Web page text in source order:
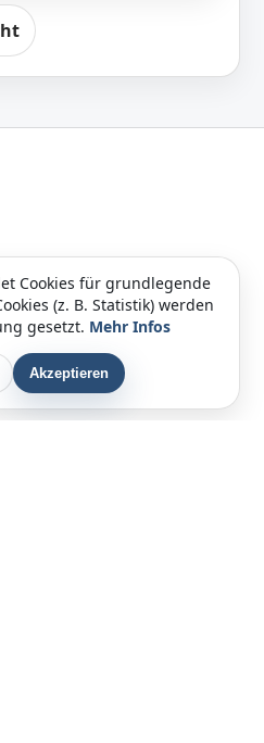
Cookies für grundlegende
(z. B. Statistik) werden
gesetzt. Mehr Infos
Akzeptieren